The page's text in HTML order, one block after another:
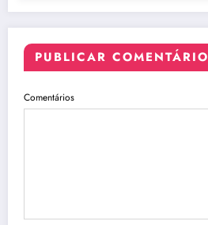
PUBLICAR COMENTÁRIO
Comentários